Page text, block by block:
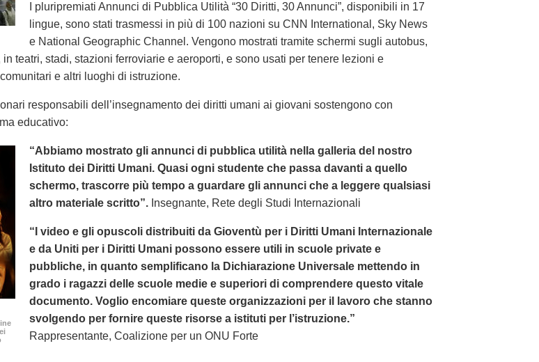
I pluripremiati Annunci di Pubblica Utilità “30 Diritti, 30 Annunci”, disponibili in 17
lingue, sono stati trasmessi in più di 100 nazioni su CNN International, Sky News
e National Geographic Channel. Vengono mostrati tramite schermi sugli autobus,
teatri, stadi, stazioni ferroviarie e aeroporti, e sono usati per tenere lezioni e
e altri luoghi di istruzione.
responsabili dell’insegnamento dei diritti umani ai giovani sostengono con
educativo:
“Abbiamo mostrato gli annunci di pubblica utilità nella galleria del nostro
Istituto dei Diritti Umani. Quasi ogni studente che passa davanti a quello
schermo, trascorre più tempo a guardare gli annunci che a leggere qualsiasi
altro materiale scritto”. Insegnante, Rete degli Studi Internazionali
“I video e gli opuscoli distribuiti da Gioventù per i Diritti Umani Internazionale
e da Uniti per i Diritti Umani possono essere utili in scuole private e
pubbliche, in quanto semplificano la Dichiarazione Universale mettendo in
grado i ragazzi delle scuole medie e superiori di comprendere questo vitale
documento. Voglio encomiare queste organizzazioni per il lavoro che stanno
svolgendo per fornire queste risorse a istituti per l’istruzione.”
Rappresentante, Coalizione per un ONU Forte